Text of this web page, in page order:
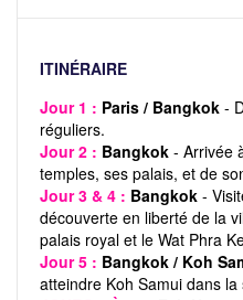
ITINÉRAIRE
Jour 1 : Paris / Bangkok -
réguliers.
Jour 2 : Bangkok - Arrivée
temples, ses palais, et de
Jour 3 & 4 : Bangkok -
découverte en liberté de la
palais royal et le Wat Phra
Jour 5 : Bangkok / Koh
atteindre Koh Samui dans la